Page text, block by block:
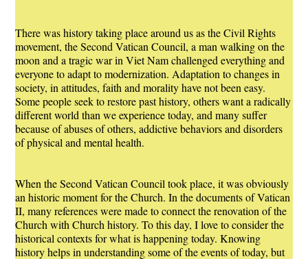
There was history taking place around us as the Civil Rights
movement, the Second Vatican Council, a man walking on the
moon and a tragic war in Viet Nam challenged everything and
everyone to adapt to modernization. Adaptation to changes in
society, in attitudes, faith and morality have not been easy.
Some people seek to restore past history, others want a radically
different world than we experience today, and many suffer
because of abuses of others, addictive behaviors and disorders
of physical and mental health.
When the Second Vatican Council took place, it was obviously
an historic moment for the Church. In the documents of Vatican
II, many references were made to connect the renovation of the
Church with Church history. To this day, I love to consider the
historical contexts for what is happening today. Knowing
history helps in understanding some of the events of today, but